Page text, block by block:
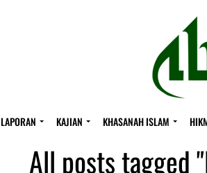
LAPORAN KAJIAN KHASANAH ISLAM
All posts tagged